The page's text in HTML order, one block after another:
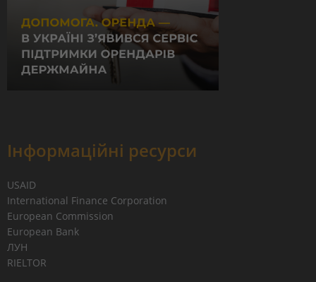
Інформаційні ресурси
USAID
International Finance Corporation
European Commission
European Bank
ЛУН
RIELTOR